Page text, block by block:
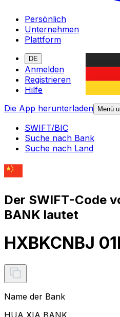
Persönlich
Unternehmen
Plattform
DE
Anmelden
Registrieren
Hilfe
Die App herunterladen
Menü
SWIFT/BIC
Suche nach Bank
Suche nach Land
Der SWIFT-Code
BANK lautet
HXBKCNBJ
Name der Bank
HUA XIA BANK